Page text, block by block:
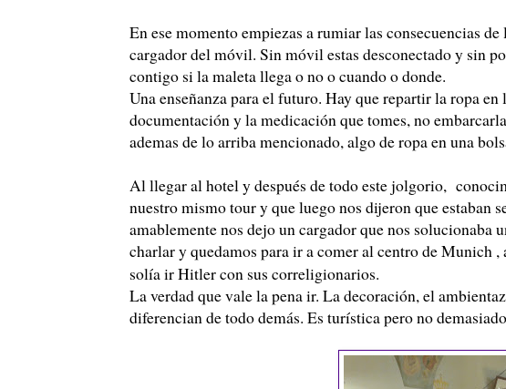
En ese momento empiezas a rumiar las consecuencias
cargador del móvil. Sin móvil estas desconectado y sin
contigo si la maleta llega o no o cuando o donde.
Una enseñanza para el futuro. Hay que repartir la ropa
documentación y la medicación que tomes, no
ademas de lo arriba mencionado, algo de ropa en una
Al llegar al hotel y después de todo este jolgorio,
nuestro mismo tour y que luego nos dijeron que estaban
amablemente nos dejo un cargador que nos solucionaba
charlar y quedamos para ir a comer al centro de Munich
solía ir Hitler con sus correligionarios.
La verdad que vale la pena ir. La decoración, el
diferencian de todo demás. Es turística pero no